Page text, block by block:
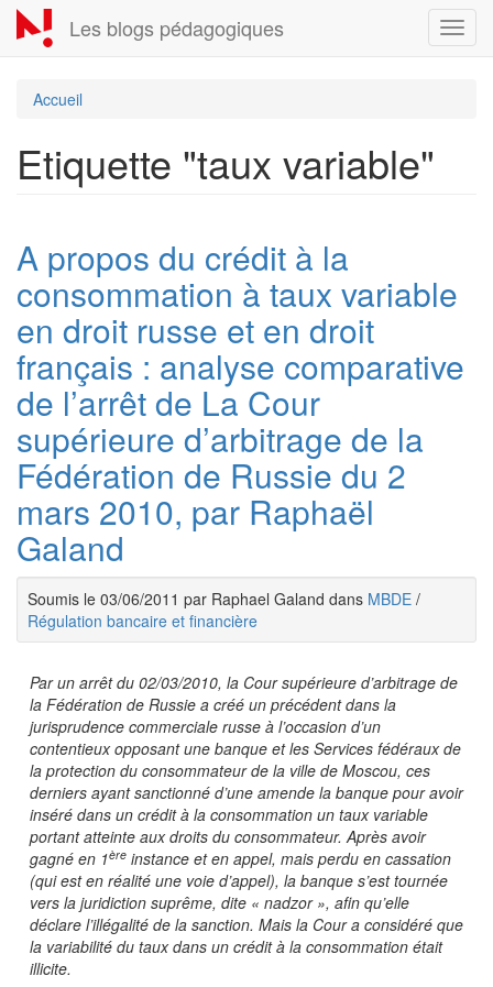
Aller
au
contenu
Les blogs pédagogiques
Accueil
Etiquette "taux variable"
A propos du crédit à la
consommation à taux variable
en droit russe et en droit
français : analyse comparative
de l’arrêt de La Cour
supérieure d’arbitrage de la
Fédération de Russie du 2
mars 2010, par Raphaël
Galand
Soumis le 03/06/2011 par Raphael Galand dans MBDE /
Régulation bancaire et financière
Par un arrêt du 02/03/2010, la Cour supérieure d’arbitrage de
la Fédération de Russie a créé un précédent dans la
jurisprudence commerciale russe à l’occasion d’un
contentieux opposant une banque et les Services fédéraux de
la protection du consommateur de la ville de Moscou, ces
derniers ayant sanctionné d’une amende la banque pour avoir
inséré dans un crédit à la consommation un taux variable
portant atteinte aux droits du consommateur. Après avoir
gagné en 1ère instance et en appel, mais perdu en cassation
(qui est en réalité une voie d’appel), la banque s’est tournée
vers la juridiction suprême, dite « nadzor », afin qu’elle
déclare l’illégalité de la sanction. Mais la Cour a considéré que
la variabilité du taux dans un crédit à la consommation était
illicite.